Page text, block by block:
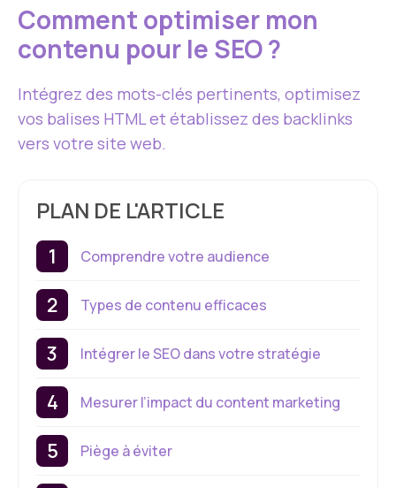
Comment optimiser mon
contenu pour le SEO ?
Intégrez des mots-clés pertinents, optimisez
vos balises HTML et établissez des backlinks
vers votre site web.
PLAN DE L'ARTICLE
Comprendre votre audience
Types de contenu efficaces
Intégrer le SEO dans votre stratégie
Mesurer l’impact du content marketing
Piège à éviter